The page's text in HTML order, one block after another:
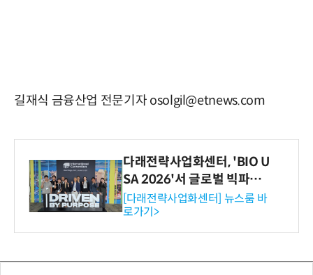
길재식 금융산업 전문기자 osolgil@etnews.com
다래전략사업화센터, 'BIO U
SA 2026'서 글로벌 빅파마
와의 비즈니스 미팅 지원…K
-바이오 해외 진출 교두보 확
보
[다래전략사업화센터] 뉴스룸 바
로가기>